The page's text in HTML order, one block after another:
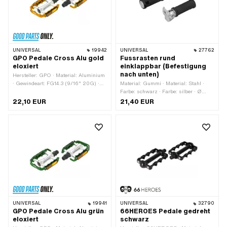
UNIVERSAL 19942
GPO Pedale Cross Alu gold
eloxiert
Hersteller: GPO · Material: Aluminium
· Gewindeart: FG14.3 (9/16" 20G) ·
Aussensechskant · Antrieb:
Innensechskant · Oberfläche: eloxiert ·
22,10 EUR
UNIVERSAL 27762
Fussrasten rund
einklappbar (Befestigung
nach unten)
Material: Gummi · Material: Stahl ·
Farbe: schwarz · Farbe: silber · Ø
aussen: 30 mm · Ø innen: 12.5 mm ·
Gesamtlänge: 130 mm · Reflektoren:
21,40 EUR
UNIVERSAL 19941
GPO Pedale Cross Alu grün
eloxiert
UNIVERSAL 32790
66HEROES Pedale gedreht
schwarz